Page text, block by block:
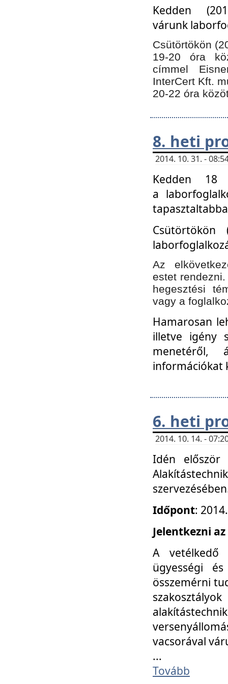
Kedden
várunk
Csütörtökön
19-20 óra
címmel
InterCert Kft.
20-22 óra
8. heti
2014. 10. 31. -
Kedden 18
a
Az
estet
hegesztési
vagy a
Hamarosan
illetve igény
menetéről,
információkat
6. heti
2014. 10. 14. -
Idén
Időpont:
Jelentkezni az
A vetélkedő
ügyességi
összemérni
vacsorával
...
Tovább